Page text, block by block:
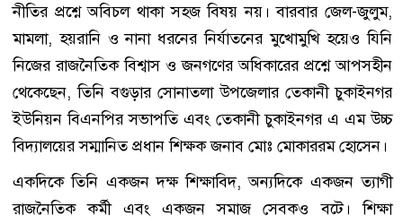
নীতির প্রশ্নে অবিচল থাকা সহজ বিষয় নয়। বারবার জেল-জুলুম,
মামলা, হয়রানি ও নানা ধরনের নির্যাতনের মুখোমুখি হয়েও যিনি
নিজের রাজনৈতিক বিশ্বাস ও জনগণের অধিকারের প্রশ্নে আপসহীন
থেকেছেন, তিনি বগুড়ার সোনাতলা উপজেলার তেকানী চুকাইনগর
ইউনিয়ন বিএনপির সভাপতি এবং তেকানী চুকাইনগর এ এম উচ্চ
বিদ্যালয়ের সম্মানিত প্রধান শিক্ষক জনাব মোঃ মোকাররম হোসেন।
একদিকে তিনি একজন দক্ষ শিক্ষাবিদ, অন্যদিকে একজন ত্যাগী
রাজনৈতিক কর্মী এবং একজন সমাজ সেবকও বটে। শিক্ষা